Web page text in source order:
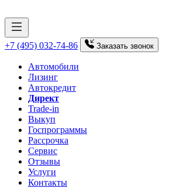
+7 (495) 032-74-86 Заказать звонок
Автомобили
Лизинг
Автокредит
Директ
Trade-in
Выкуп
Госпрограммы
Рассрочка
Сервис
Отзывы
Услуги
Контакты